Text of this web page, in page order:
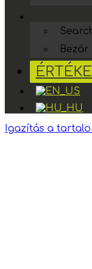
Bezár
Igazítás a